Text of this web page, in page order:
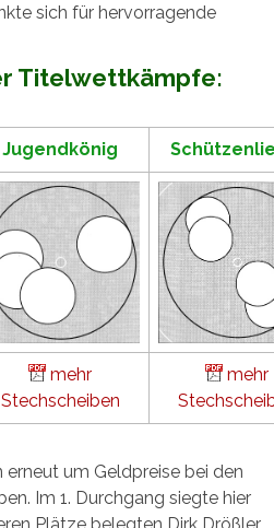
sich für hervorragende
Titelwettkämpfe:
Jugendkönig
mehr
Stechscheiben
mehr
um Geldpreise bei den
Im 1. Durchgang siegte hier